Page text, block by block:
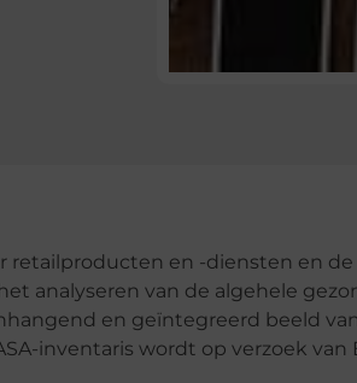
en -diensten en de
analyseren van de algehele
en geïntegreerd beeld
inventaris wordt op verzoek